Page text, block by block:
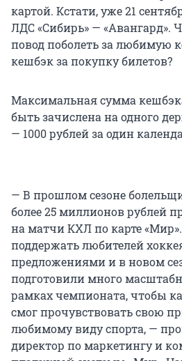
картой. Кстати, уже 21
ЛДС «Сибирь» — «Авангард».
повод поболеть за любимую
кешбэк за покупку билетов?
Максимальная сумма
быть зачислена на одного
— 1000 рублей за один
— В прошлом сезоне
более 25 миллионов рублей
на матчи КХЛ по карте
поддержать любителей
предложениями и в новом
подготовили много
рамках чемпионата, чтобы
смог прочувствовать свою
любимому виду спорта, —
директор по маркетингу и